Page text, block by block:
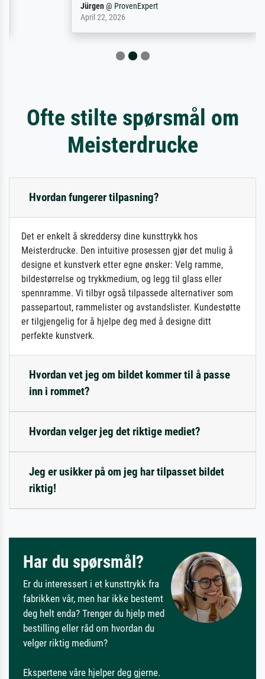
@ProvenExpert
April 22, 2026
Ofte stilte spørsmål om
Meisterdrucke
Hvordan fungerer tilpasning?
Det er enkelt å skreddersy dine kunsttrykk hos
Meisterdrucke. Den intuitive prosessen gjør det mulig å
designe et kunstverk etter egne ønsker: Velg ramme,
bildestørrelse og trykkmedium, og legg til glass eller
spennramme. Vi tilbyr også tilpassede alternativer som
passepartout, rammelister og avstandslister. Kundestøtte
er tilgjengelig for å hjelpe deg med å designe ditt
perfekte kunstverk.
Hvordan vet jeg om bildet kommer til å passe
inn i rommet?
Hvordan velger jeg det riktige mediet?
Jeg er usikker på om jeg har tilpasset bildet
riktig!
Har du spørsmål?
Er du interessert i et kunsttrykk fra
fabrikken vår, men har ikke bestemt
deg helt enda? Trenger du hjelp med
bestilling eller råd om hvordan du
velger riktig medium?
Ekspertene våre hjelper deg gjerne.